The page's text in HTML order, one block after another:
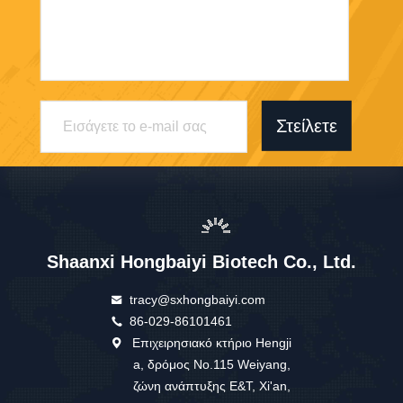
Στείλετε
Shaanxi Hongbaiyi Biotech Co., Ltd.
tracy@sxhongbaiyi.com
86-029-86101461
Επιχειρησιακό κτήριο Hengji
a, δρόμος No.115 Weiyang,
ζώνη ανάπτυξης E&T, Xi'an,